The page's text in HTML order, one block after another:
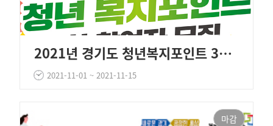
2021년 경기도 청년복지포인트 3차 모집 공고
2021-11-01 ~ 2021-11-15
마감